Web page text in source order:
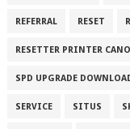
REFERRAL RESET
RESETTER PRINTER
SPD UPGRADE
SERVICE SITUS